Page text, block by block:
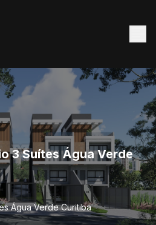
3 Suítes Água Verde
Água Verde Curitiba